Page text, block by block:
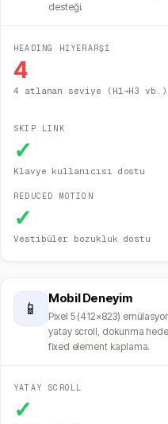
desteği.
HEADING HİYERARŞİ
4
4 atlanan seviye (H1→H3 vb.)
SKIP LINK
✓
Klavye kullanıcısı dostu
REDUCED MOTION
✓
Vestibüler bozukluk dostu
📱
Mobil Deneyim
Pixel 5 (412×823)
yatay scroll, dokunma
fixed element kaplama.
YATAY SCROLL
✓